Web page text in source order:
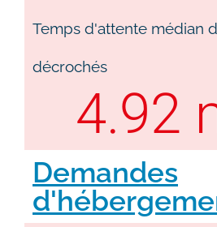
Temps d'attente médian
décrochés
4.92
Demandes